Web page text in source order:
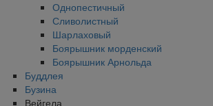
Однопестичный
Сливолистный
Шарлаховый
Боярышник морденский
Боярышник Арнольда
Буддлея
Бузина
Вейгела